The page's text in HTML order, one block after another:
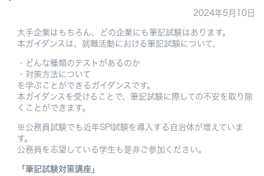
2024年5月10日
大手企業はもちろん、どの企業にも筆記試験はあります。
本ガイダンスは、就職活動における筆記試験について、
・どんな種類のテストがあるのか
・対策方法について
を学ぶことができるガイダンスです。
本ガイダンスを受けることで、筆記試験に際しての不安を取り除
くことができます。
※公務員試験でも近年SPI試験を導入する自治体が増えていま
す。
公務員を志望している学生も是非ご参加ください。
「筆記試験対策講座」